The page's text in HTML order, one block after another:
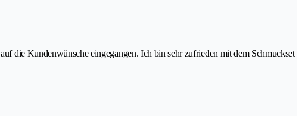
die Kundenwünsche eingegangen. Ich bin sehr zufrieden mit dem Schmuckset